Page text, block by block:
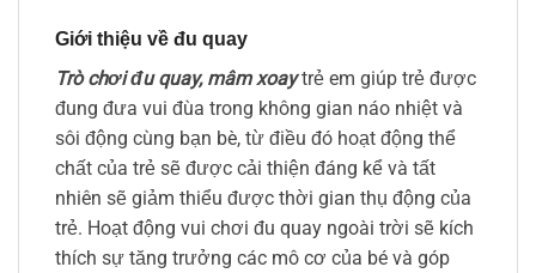
Giới thiệu về đu quay
Trò chơi đu quay, mâm xoaytrẻ em giúp trẻ được
đung đưa vui đùa trong không gian náo nhiệt và
sôi động cùng bạn bè, từ điều đó hoạt động thể
chất của trẻ sẽ được cải thiện đáng kể và tất
nhiên sẽ giảm thiểu được thời gian thụ động của
trẻ. Hoạt động vui chơi đu quay ngoài trời sẽ kích
thích sự tăng trưởng các mô cơ của bé và góp